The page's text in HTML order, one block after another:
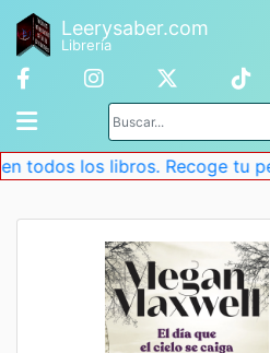
Leerysaber.com
Librería
todos los libros. Recoge tu